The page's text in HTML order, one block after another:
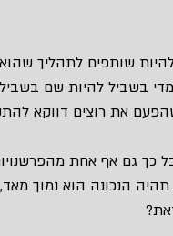
שותפים לתהליך
בשביל להיות שם
את רוצים דווקא
כך גם אף אחת
הנכונה הוא נמוך